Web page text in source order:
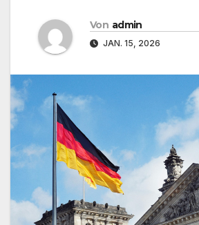
Von admin
JAN. 15, 2026